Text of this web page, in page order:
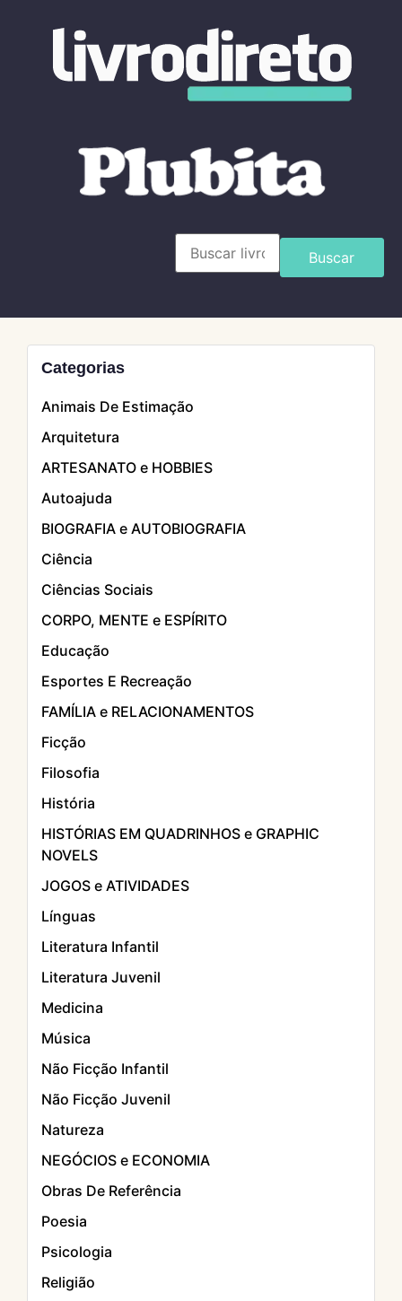
Buscar
Categorias
Animais De Estimação
Arquitetura
ARTESANATO e HOBBIES
Autoajuda
BIOGRAFIA e AUTOBIOGRAFIA
Ciência
Ciências Sociais
CORPO, MENTE e ESPÍRITO
Educação
Esportes E Recreação
FAMÍLIA e RELACIONAMENTOS
Ficção
Filosofia
História
HISTÓRIAS EM QUADRINHOS e GRAPHIC
NOVELS
JOGOS e ATIVIDADES
Línguas
Literatura Infantil
Literatura Juvenil
Medicina
Música
Não Ficção Infantil
Não Ficção Juvenil
Natureza
NEGÓCIOS e ECONOMIA
Obras De Referência
Poesia
Psicologia
Religião